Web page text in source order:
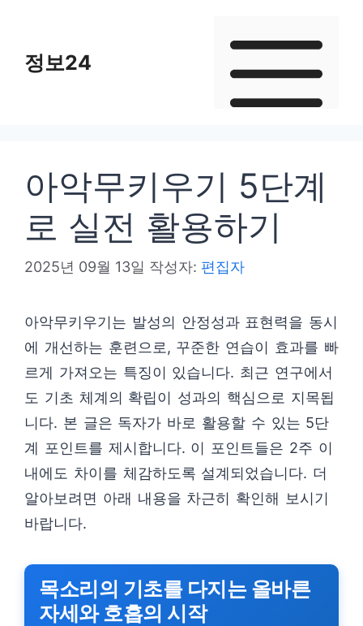
정보24
아악무키우기 5단계
로 실전 활용하기
2025년 09월 13일 작성자: 편집자
아악무키우기는 발성의 안정성과 표현력을 동시
에 개선하는 훈련으로, 꾸준한 연습이 효과를 빠
르게 가져오는 특징이 있습니다. 최근 연구에서
도 기초 체계의 확립이 성과의 핵심으로 지목됩
니다. 본 글은 독자가 바로 활용할 수 있는 5단
계 포인트를 제시합니다. 이 포인트들은 2주 이
내에도 차이를 체감하도록 설계되었습니다. 더
알아보려면 아래 내용을 차근히 확인해 보시기
바랍니다.
목소리의 기초를 다지는 올바른
자세와 호흡의 시작